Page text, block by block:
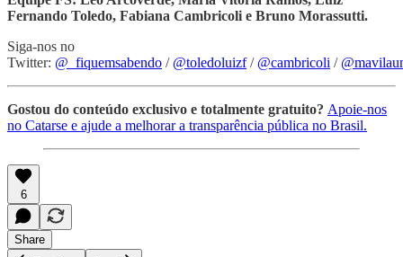
Fernando Toledo, Fabiana Cambricoli e Bruno Morassutti.
Siga-nos no
Twitter: @_fiquemsabendo / @toledoluizf/ @cambricoli /
Gostou do conteúdo exclusivo e totalmente gratuito? Apoie-nos
no Catarse e ajude a melhorar a transparência pública no Brasil.
6
Share